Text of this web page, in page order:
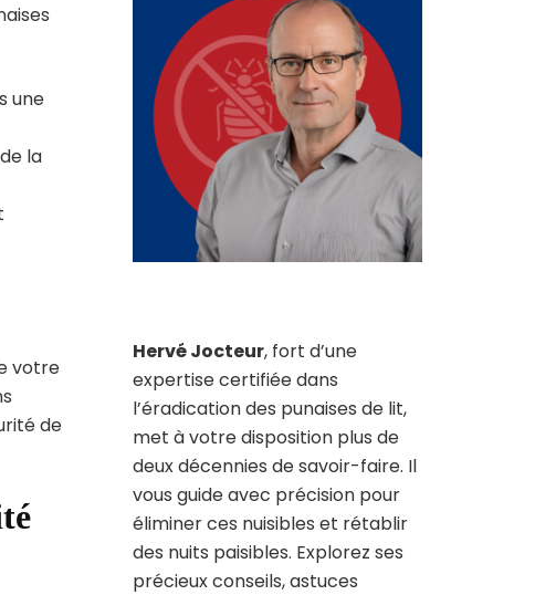
une
la
votre
de
Hervé Jocteur, fort d’une
expertise certifiée dans
l’éradication des punaises de lit,
met à votre disposition plus de
deux décennies de savoir-faire. Il
vous guide avec précision pour
éliminer ces nuisibles et rétablir
des nuits paisibles. Explorez ses
précieux conseils, astuces